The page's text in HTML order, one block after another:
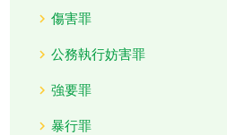
傷害罪
公務執行妨害罪
強要罪
暴行罪